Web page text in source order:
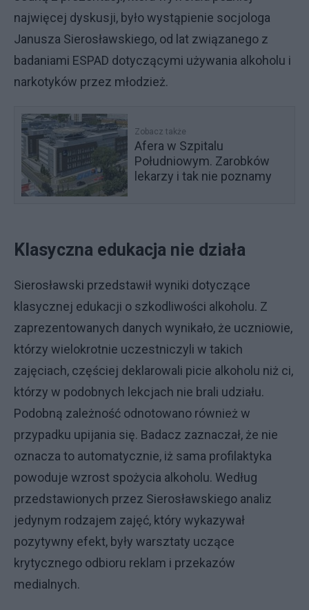
najwięcej dyskusji, było wystąpienie socjologa
Janusza Sierosławskiego, od lat związanego z
badaniami ESPAD dotyczącymi używania alkoholu i
narkotyków przez młodzież.
Zobacz także
Afera w Szpitalu
Południowym. Zarobków
lekarzy i tak nie poznamy
Klasyczna edukacja nie działa
Sierosławski przedstawił wyniki dotyczące
klasycznej edukacji o szkodliwości alkoholu. Z
zaprezentowanych danych wynikało, że uczniowie,
którzy wielokrotnie uczestniczyli w takich
zajęciach, częściej deklarowali picie alkoholu niż ci,
którzy w podobnych lekcjach nie brali udziału.
Podobną zależność odnotowano również w
przypadku upijania się. Badacz zaznaczał, że nie
oznacza to automatycznie, iż sama profilaktyka
powoduje wzrost spożycia alkoholu. Według
przedstawionych przez Sierosławskiego analiz
jedynym rodzajem zajęć, który wykazywał
pozytywny efekt, były warsztaty uczące
krytycznego odbioru reklam i przekazów
medialnych.